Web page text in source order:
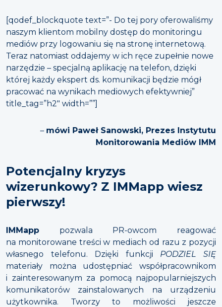
[qodef_blockquote text=”- Do tej pory oferowaliśmy
naszym klientom mobilny dostęp do monitoringu
mediów przy logowaniu się na stronę internetową.
Teraz natomiast oddajemy w ich ręce zupełnie nowe
narzędzie – specjalną aplikację na telefon, dzięki
której każdy ekspert ds. komunikacji będzie mógł
pracować na wynikach mediowych efektywniej”
title_tag=”h2″ width=””]
– mówi Paweł Sanowski, Prezes Instytutu
Monitorowania Mediów IMM
Potencjalny kryzys
wizerunkowy? Z IMMapp wiesz
pierwszy!
IMMapp pozwala PR-owcom reagować
na monitorowane treści w mediach od razu z pozycji
własnego telefonu. Dzięki funkcji PODZIEL SIĘ
materiały można udostępniać współpracownikom
i zainteresowanym za pomocą najpopularniejszych
komunikatorów zainstalowanych na urządzeniu
użytkownika. Tworzy to możliwości jeszcze